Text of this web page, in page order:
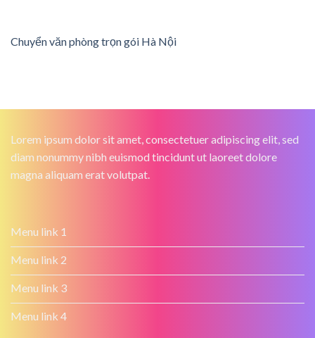
Chuyển văn phòng trọn gói Hà Nội
Lorem ipsum dolor sit amet, consectetuer adipiscing elit, sed
diam nonummy nibh euismod tincidunt ut laoreet dolore
magna aliquam erat volutpat.
Menu link 1
Menu link 2
Menu link 3
Menu link 4